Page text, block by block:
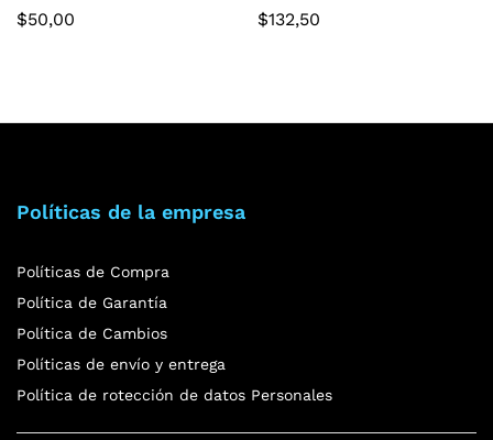
$50,00 $132,50
Políticas de la empresa
Políticas de Compra
Política de Garantía
Política de Cambios
Políticas de envío y entrega
Política de rotección de datos Personales